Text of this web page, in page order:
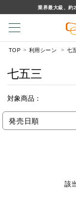
業界最大級、約
TOP 利用シーン 七
七五三
対象商品：
発売日順
該